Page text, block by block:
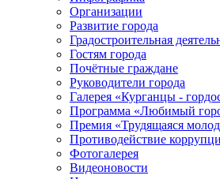
Организации
Развитие города
Градостроительная
Гостям города
Почётные граждане
Руководители города
Галерея «Курганцы -
Программа «Любимый
Премия «Трудящаяся
Противодействие
Фотогалерея
Видеоновости